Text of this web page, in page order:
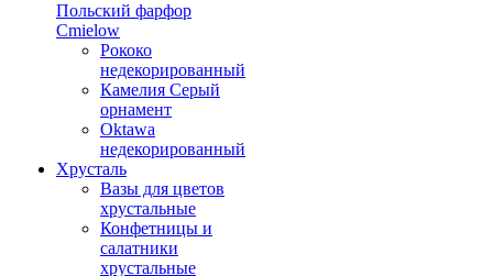
Польский фарфор
Сmielow
Рококо
недекорированный
Камелия Серый
орнамент
Oktawa
недекорированный
Хрусталь
Вазы для цветов
хрустальные
Конфетницы и
салатники
хрустальные